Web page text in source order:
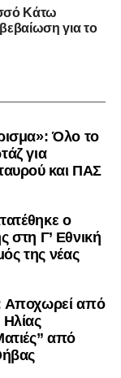
της, δεν θα
είναι
Newsγια να
Ελλάδα και τον
στο
Κάτω
για το
Όλο το
για
και ΠΑΣ
ο
στη Γ’ Εθνική
της νέας
Αποχωρεί από
από